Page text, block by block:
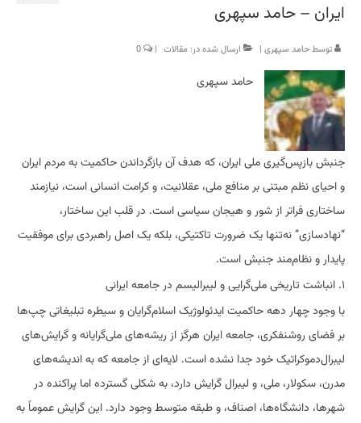
ایران – حامد سپهری
توسطحامد سپهری | ارسال شده در: مقالات |
حامد سپهری
جنبش بازپس‌گیری ملی ایران، که هدف آن بازگرداندن حاکمیت به مردم ایران
و احیای نظم مبتنی بر منافع ملی، عقلانیت، و کرامت انسانی است، نیازمند
ساختاری فراتر از شور و هیجان سیاسی است. در قلب این ساختار،
“نهادسازی” نه‌تنها یک ضرورت تاکتیکی، بلکه یک اصل راهبردی برای موفقیت
پایدار و نظام‌مند جنبش است.
۱. انباشت تاریخی ملی‌گرایی و لیبرالیسم در جامعه ایرانی
با وجود چهار دهه حاکمیت ایدئولوژیک اسلام‌گرایان و سیطره تبلیغاتی چپ‌ها
بر فضای روشنفکری، جامعه ایران هرگز از ریشه‌های ملی‌گرایانه و گرایش‌های
لیبرال‌دموکراتیک خود جدا نشده است. لایه‌ای از جامعه که به اندیشه‌های
مدرن، سکولار، ملی، و لیبرال گرایش دارد، به شکلی گسترده اما پراکنده در
شهرها، دانشگاه‌ها، اصناف، و طبقه متوسط وجود دارد. این گرایش عموماً به